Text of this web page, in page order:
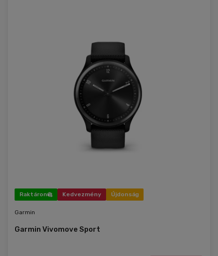
Raktáron Kedvezmény Újdonság
Garmin
Garmin Vivomove Sport